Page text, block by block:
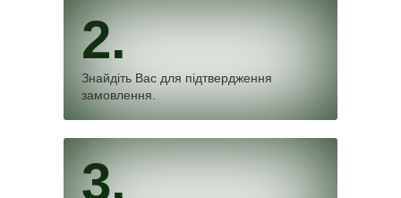
2.
Знайдіть Вас для підтвердження
замовлення.
3.